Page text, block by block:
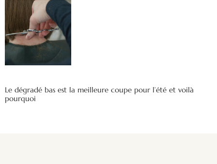
Le dégradé bas est la meilleure coupe pour l’été et voilà
pourquoi